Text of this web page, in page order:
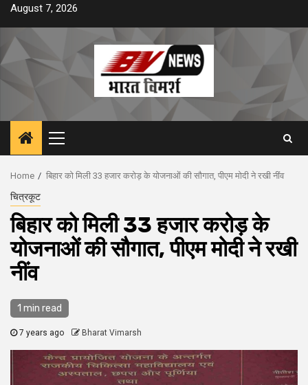
Skip
content
August 7, 2026
Primary
Menu
Home बिहार को मिली 33 हजार करोड़ के योजनाओं की सौगात, पीएम मोदी ने रखी नींव
चित्रकूट
बिहार को मिली 33 हजार करोड़ के
योजनाओं की सौगात, पीएम मोदी ने रखी
नींव
1 min read
7 years ago Bharat Vimarsh